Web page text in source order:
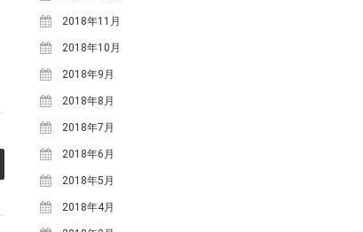
2018年11月
2018年10月
2018年9月
2018年8月
2018年7月
2018年6月
2018年5月
2018年4月